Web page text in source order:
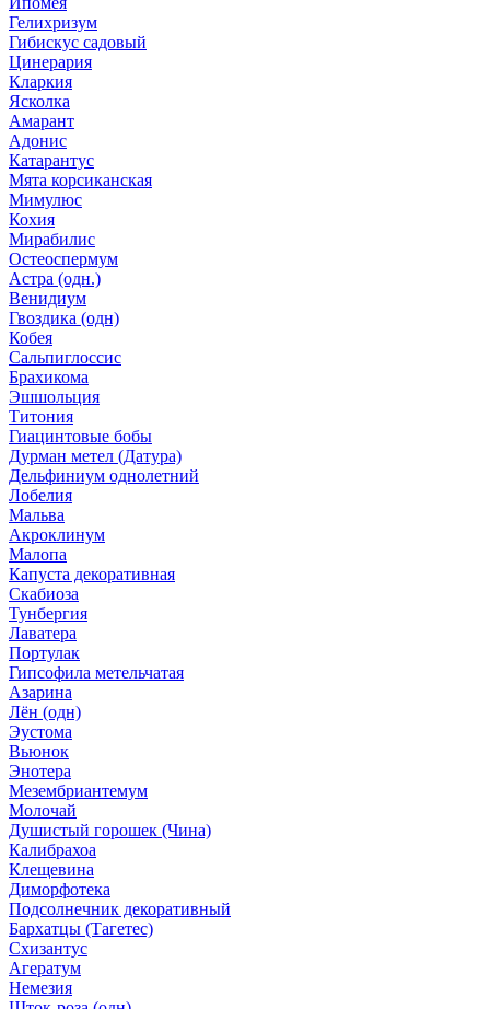
Гелихризум
Гибискус садовый
Цинерария
Кларкия
Ясколка
Амарант
Адонис
Катарантус
Мята корсиканская
Мимулюс
Кохия
Мирабилис
Остеоспермум
Астра (одн.)
Венидиум
Гвоздика (одн)
Кобея
Сальпиглоссис
Брахикома
Эшшольция
Титония
Гиацинтовые бобы
Дурман метел (Датура)
Дельфиниум однолетний
Лобелия
Мальва
Акроклинум
Малопа
Капуста декоративная
Скабиоза
Тунбергия
Лаватера
Портулак
Гипсофила метельчатая
Азарина
Лён (одн)
Эустома
Вьюнок
Энотера
Мезембриантемум
Молочай
Душистый горошек (Чина)
Калибрахоа
Клещевина
Диморфотека
Подсолнечник декоративный
Бархатцы (Тагетес)
Схизантус
Агератум
Немезия